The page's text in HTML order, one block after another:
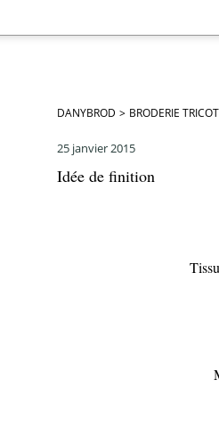
DANYBROD > BRODERIE
25 janvier 2015
Idée de finition